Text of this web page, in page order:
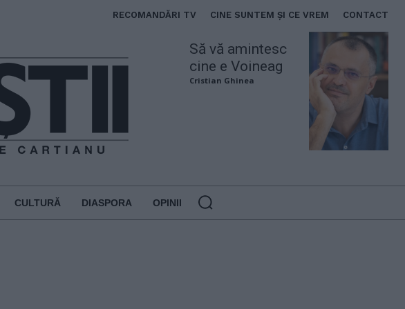
RECOMANDĂRI TV CINE SUNTEM ȘI CE VREM CONTACT
Să vă amintesc
cine e Voineag
Cristian Ghinea
CULTURĂ DIASPORA OPINII